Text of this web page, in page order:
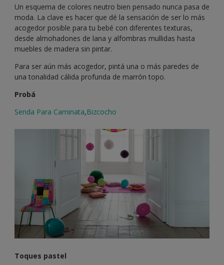
Un esquema de colores neutro bien pensado nunca pasa de
moda. La clave es hacer que dé la sensación de ser lo más
acogedor posible para tu bebé con diferentes texturas,
desde almohadones de lana y alfombras mullidas hasta
muebles de madera sin pintar.
Para ser aún más acogedor, pintá una o más paredes de
una tonalidad cálida profunda de marrón topo.
Probá
Senda Para Caminata,Bizcocho
Toques pastel